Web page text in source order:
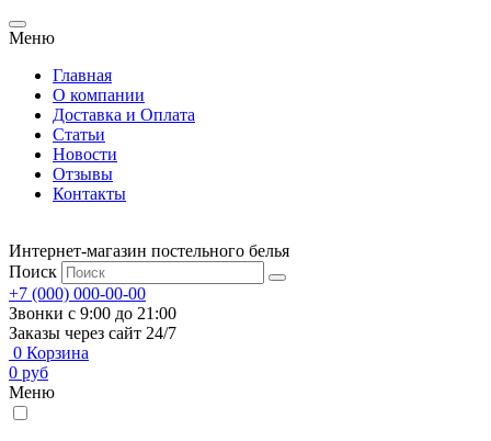
Меню
Главная
О компании
Доставка и Оплата
Статьи
Новости
Отзывы
Контакты
Интернет-магазин постельного белья
Поиск
+7 (000) 000-00-00
Звонки с 9:00 до 21:00
Заказы через сайт 24/7
0 Корзина
0 руб
Меню